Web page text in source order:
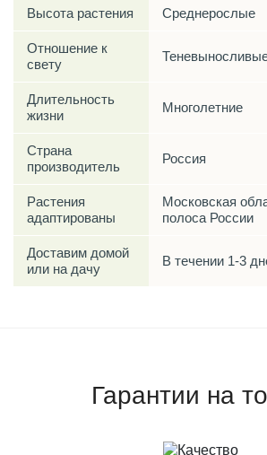
Высота растения Среднерослые
Отношение к
свету
Длительность
жизни
Многолетние
Страна
производитель
Россия
Растения
адаптированы
Московская
полоса России
Доставим домой
или на дачу
В течении 1-3
Гарантии на